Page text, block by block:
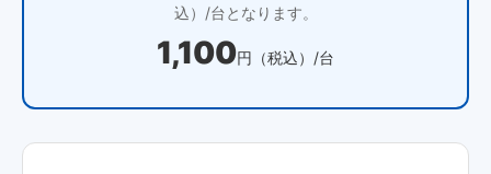
込）/台となります。
1,100円（税込）/台